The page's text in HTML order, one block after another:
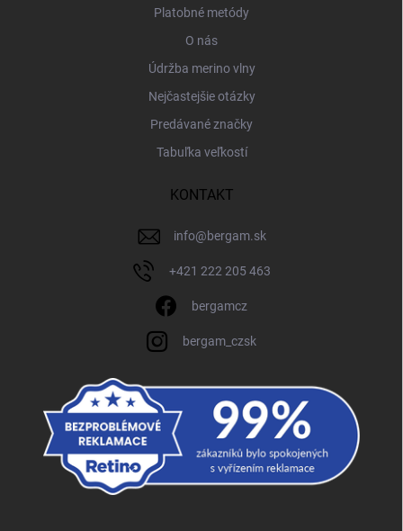
Platobné metódy
O nás
Údržba merino vlny
Nejčastejšie otázky
Predávané značky
Tabuľka veľkostí
KONTAKT
info@bergam.sk
+421 222 205 463
bergamcz
bergam_czsk